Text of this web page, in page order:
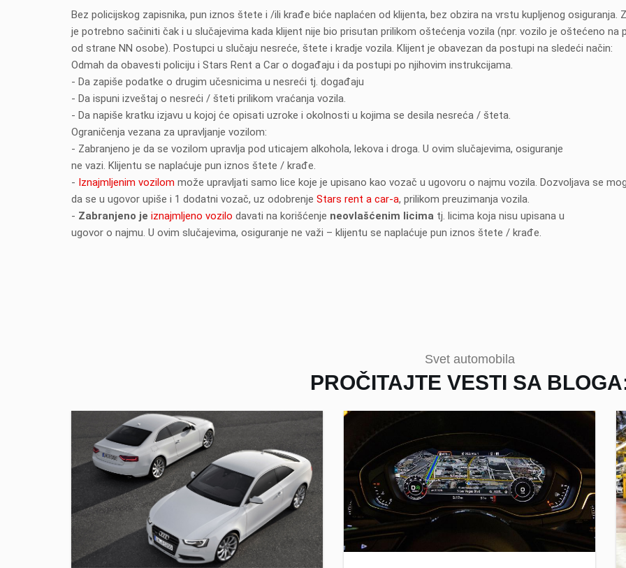
Bez policijskog zapisnika, pun iznos štete i /ili krađe biće naplaćen od klijenta, bez obzira na vrstu kupljenog osiguranja.
je potrebno sačiniti čak i u slučajevima kada klijent nije bio prisutan prilikom oštećenja vozila (npr. vozilo je oštećeno na
od strane NN osobe). Postupci u slučaju nesreće, štete i kradje vozila. Klijent je obavezan da postupi na sledeći način:
Odmah da obavesti policiju i Stars Rent a Car o događaju i da postupi po njihovim instrukcijama.
- Da zapiše podatke o drugim učesnicima u nesreći tj. događaju
- Da ispuni izveštaj o nesreći / šteti prilikom vraćanja vozila.
- Da napiše kratku izjavu u kojoj će opisati uzroke i okolnosti u kojima se desila nesreća / šteta.
Ograničenja vezana za upravljanje vozilom:
- Zabranjeno je da se vozilom upravlja pod uticajem alkohola, lekova i droga. U ovim slučajevima, osiguranje
ne vazi. Klijentu se naplaćuje pun iznos štete / krađe.
- Iznajmljenim vozilom može upravljati samo lice koje je upisano kao vozač u ugovoru o najmu vozila. Dozvoljava se
da se u ugovor upiše i 1 dodatni vozač, uz odobrenje Stars rent a car-a, prilikom preuzimanja vozila.
- Zabranjeno je iznajmljeno vozilo davati na korišćenje neovlašćenim licima tj. licima koja nisu upisana u
ugovor o najmu. U ovim slučajevima, osiguranje ne važi – klijentu se naplaćuje pun iznos štete / krađe.
Svet automobila
PROČITAJTE VESTI SA